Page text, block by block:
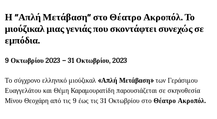
Η “Απλή Μετάβαση” στο Θέατρο Ακροπόλ. Το
μιούζικαλ μιας γενιάς που σκοντάφτει συνεχώς σε
εμπόδια.
9 Οκτωβρίου 2023 – 31 Οκτωβρίου, 2023
Το σύγχρονο ελληνικό μιούζικαλ «Απλή Μετάβαση»των Γεράσιμου
Ευαγγελάτου και Θέμη Καραμουρατίδη παρουσιάζεται σε σκηνοθεσία
Μίνου Θεοχάρη από τις 9 έως τις 31 Οκτωβρίου στο Θέατρο Ακροπόλ.